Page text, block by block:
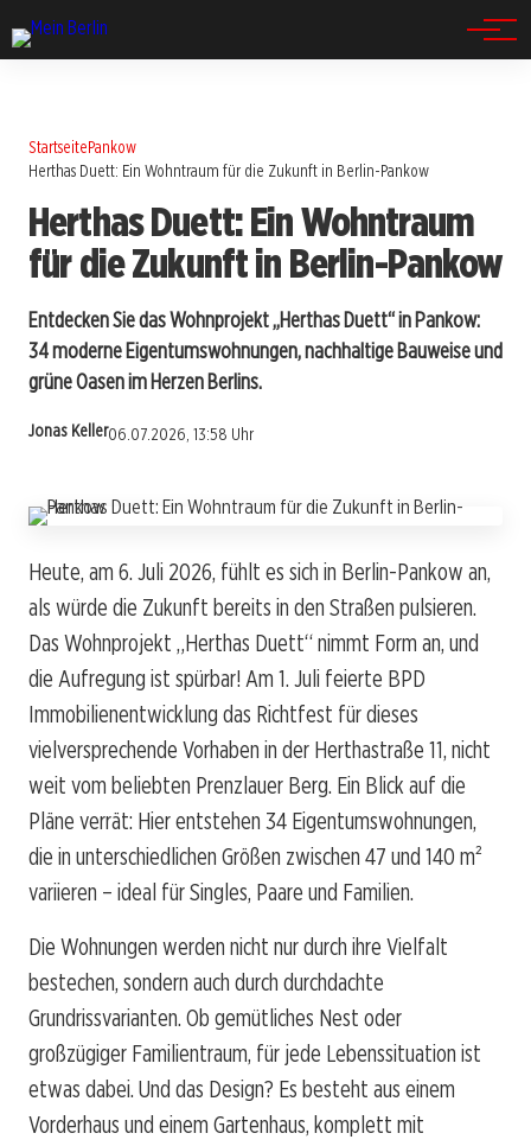
StartseitePankow
Herthas Duett: Ein Wohntraum für die Zukunft in Berlin-Pankow
Herthas Duett: Ein Wohntraum
für die Zukunft in Berlin-Pankow
Entdecken Sie das Wohnprojekt „Herthas Duett“ in Pankow:
34 moderne Eigentumswohnungen, nachhaltige Bauweise und
grüne Oasen im Herzen Berlins.
Jonas Keller06.07.2026, 13:58 Uhr
Heute, am 6. Juli 2026, fühlt es sich in Berlin-Pankow an,
als würde die Zukunft bereits in den Straßen pulsieren.
Das Wohnprojekt „Herthas Duett“ nimmt Form an, und
die Aufregung ist spürbar! Am 1. Juli feierte BPD
Immobilienentwicklung das Richtfest für dieses
vielversprechende Vorhaben in der Herthastraße 11, nicht
weit vom beliebten Prenzlauer Berg. Ein Blick auf die
Pläne verrät: Hier entstehen 34 Eigentumswohnungen,
die in unterschiedlichen Größen zwischen 47 und 140 m²
variieren – ideal für Singles, Paare und Familien.
Die Wohnungen werden nicht nur durch ihre Vielfalt
bestechen, sondern auch durch durchdachte
Grundrissvarianten. Ob gemütliches Nest oder
großzügiger Familientraum, für jede Lebenssituation ist
etwas dabei. Und das Design? Es besteht aus einem
Vorderhaus und einem Gartenhaus, komplett mit